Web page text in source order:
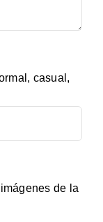
casual,
de la